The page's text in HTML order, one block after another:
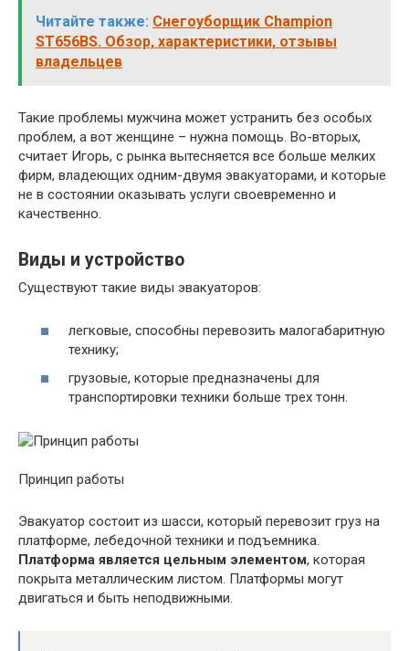
Читайте также: Снегоуборщик Champion
ST656BS. Обзор, характеристики, отзывы
владельцев
Такие проблемы мужчина может устранить без особых
проблем, а вот женщине – нужна помощь. Во-вторых,
считает Игорь, с рынка вытесняется все больше мелких
фирм, владеющих одним-двумя эвакуаторами, и которые
не в состоянии оказывать услуги своевременно и
качественно.
Виды и устройство
Существуют такие виды эвакуаторов:
легковые, способны перевозить малогабаритную
технику;
грузовые, которые предназначены для
транспортировки техники больше трех тонн.
Принцип работы
Эвакуатор состоит из шасси, который перевозит груз на
платформе, лебедочной техники и подъемника.
Платформа является цельным элементом, которая
покрыта металлическим листом. Платформы могут
двигаться и быть неподвижными.